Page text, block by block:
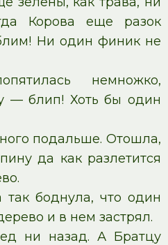
Корова еще разок
Ни один финик не
немножко,
— блип! Хоть бы один
подальше. Отошла,
да как разлетится
так боднула, что один
и в нем застрял.
ни назад. А Братцу